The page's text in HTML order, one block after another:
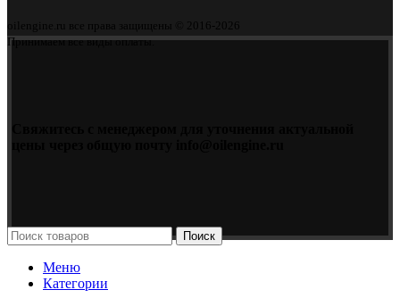
oilengine.ru все права защищены © 2016-2026
Принимаем все виды оплаты.
Поиск
Меню
Категории